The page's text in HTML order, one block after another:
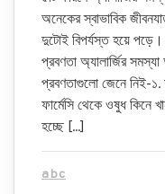
অনেকের স্বাভাবিক
দুটোই বিপর্যস্ত হয়ে পড়ে।
প্রবণতা অ্যালার্জির
প্রবণতাগুলো জেনে নিই-১.
ফার্মেসি থেকে ওষুধ কিনে
হচ্ছে […]
abc